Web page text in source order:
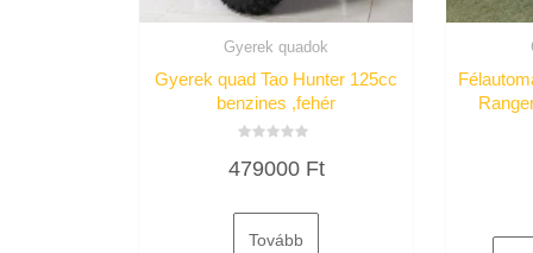
Gyerek quadok
Gyerek quad Tao Hunter 125cc
benzines ,fehér
0
479000 Ft
Tovább